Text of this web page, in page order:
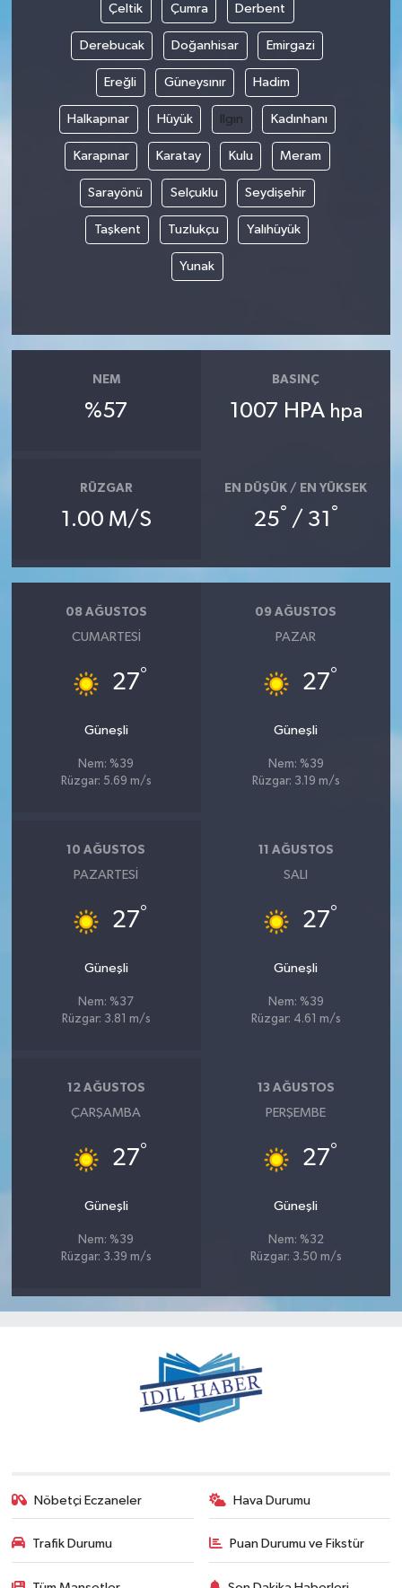
Çeltik Çumra Derbent
Derebucak Doğanhisar Emirgazi
Ereğli Güneysınır Hadim
Halkapınar Hüyük Ilgın Kadınhanı
Karapınar Karatay Kulu Meram
Sarayönü Selçuklu Seydişehir
Taşkent Tuzlukçu Yalıhüyük
Yunak
NEM
%57
BASINÇ
1007 HPA hpa
RÜZGAR
1.00 M/S
EN DÜŞÜK / EN YÜKSEK
25° / 31 °
08 AĞUSTOS
CUMARTESI
27°
Güneşli
Nem: %39
Rüzgar: 5.69 m/s
09 AĞUSTOS
PAZAR
27°
Güneşli
Nem: %39
Rüzgar: 3.19 m/s
10 AĞUSTOS
PAZARTESI
27°
Güneşli
Nem: %37
Rüzgar: 3.81 m/s
11 AĞUSTOS
SALI
27°
Güneşli
Nem: %39
Rüzgar: 4.61 m/s
12 AĞUSTOS
ÇARŞAMBA
27°
Güneşli
Nem: %39
Rüzgar: 3.39 m/s
13 AĞUSTOS
PERŞEMBE
27°
Güneşli
Nem: %32
Rüzgar: 3.50 m/s
Nöbetçi Eczaneler Hava Durumu
Trafik Durumu Puan Durumu ve Fikstür